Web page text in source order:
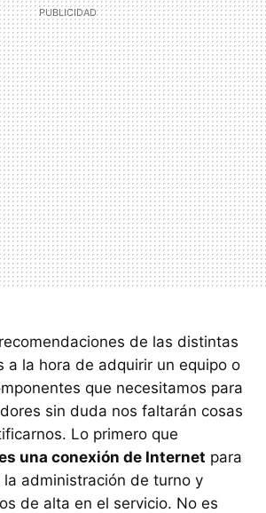
de las distintas
a la hora de adquirir un equipo o
que necesitamos para
sin duda nos faltarán cosas
Lo primero que
una conexión de Internet para
administración de turno y
de alta en el servicio. No es